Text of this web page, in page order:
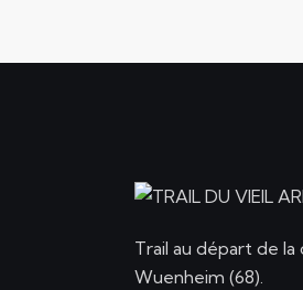
Trail au départ de
Wuenheim (68).